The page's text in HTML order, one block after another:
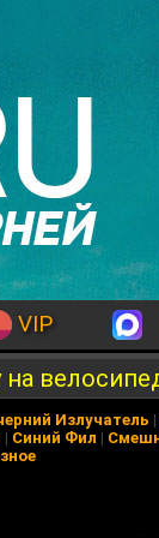
VIP
Излучатель |
| Синий Фил |